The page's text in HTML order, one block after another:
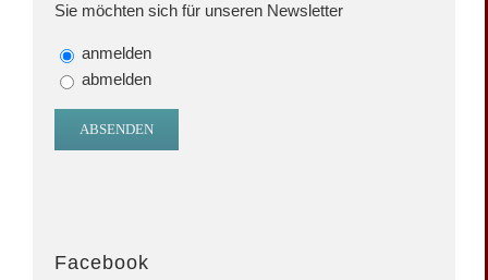
Sie möchten sich für unseren Newsletter
anmelden
abmelden
Facebook